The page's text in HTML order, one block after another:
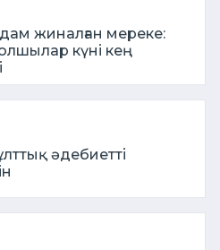
жиналған мереке:
күні кең
әдебиетті